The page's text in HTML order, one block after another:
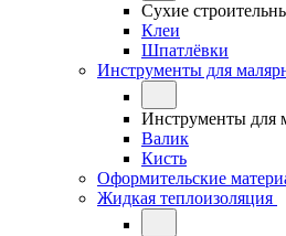
Сухие
Клеи
Шпатлёвки
Инструменты для
Инструменты для
Валик
Кисть
Оформительские
Жидкая теплоизоляция